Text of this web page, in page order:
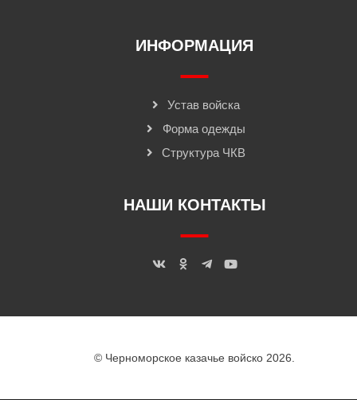
ИНФОРМАЦИЯ
Устав войска
Форма одежды
Структура ЧКВ
НАШИ КОНТАКТЫ
© Черноморское казачье войско 2026.